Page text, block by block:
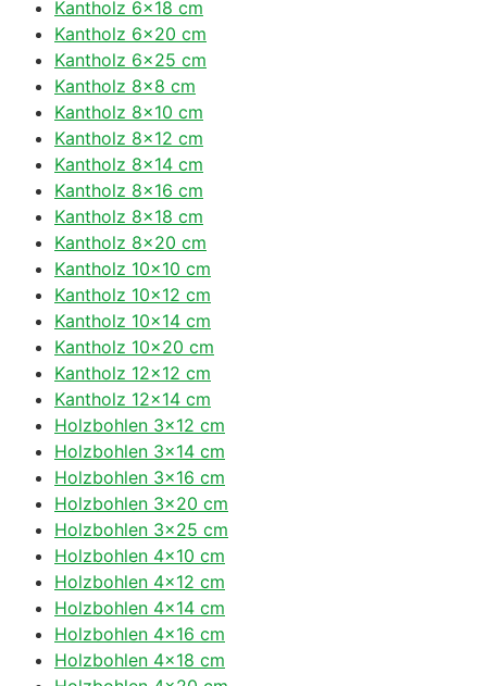
Kantholz 6×18 cm
Kantholz 6×20 cm
Kantholz 6×25 cm
Kantholz 8×8 cm
Kantholz 8×10 cm
Kantholz 8×12 cm
Kantholz 8×14 cm
Kantholz 8×16 cm
Kantholz 8×18 cm
Kantholz 8×20 cm
Kantholz 10×10 cm
Kantholz 10×12 cm
Kantholz 10×14 cm
Kantholz 10×20 cm
Kantholz 12×12 cm
Kantholz 12×14 cm
Holzbohlen 3×12 cm
Holzbohlen 3×14 cm
Holzbohlen 3×16 cm
Holzbohlen 3×20 cm
Holzbohlen 3×25 cm
Holzbohlen 4×10 cm
Holzbohlen 4×12 cm
Holzbohlen 4×14 cm
Holzbohlen 4×16 cm
Holzbohlen 4×18 cm